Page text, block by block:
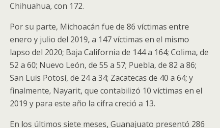
Chihuahua, con 172.
Por su parte, Michoacán fue de 86 víctimas entre
enero y julio del 2019, a 147 víctimas en el mismo
lapso del 2020; Baja California de 144 a 164; Colima, de
52 a 60; Nuevo León, de 55 a 57; Puebla, de 82 a 86;
San Luis Potosí, de 24 a 34; Zacatecas de 40 a 64; y
finalmente, Nayarit, que contabilizó 10 víctimas en el
2019 y para este año la cifra creció a 13.
En los últimos siete meses, Guanajuato presentó 286